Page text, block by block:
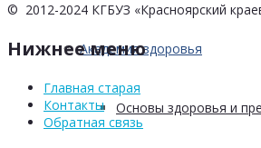
Академия здоровья
Основы здоровья и
© 2012-2024 КГБУЗ «Красноярский
Нижнее меню
Главная старая
Контакты
Обратная связь